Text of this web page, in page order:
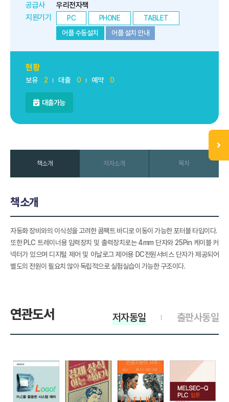
공급사
우리전자책
지원기기
PC PHONE
TABLET
어플 수동설치
어플 설치 안내
현황
보유 2 대출 0 예약 0
대출가능
책소개 저자소개 목차
책소개
자동화 장비와의 이식성을 고려한 콤팩트 바디로 이동이 가능한 포터블 타입이다.
또한 PLC 트레이너용 입력장치 및 출력장치로는 4mm 단자와 25Pin 케이블 커
넥터가 있으며 디지털 제어 및 아날로그 제어용 DC전원서비스 단자가 제공되어
별도의 전원이 필요치 않아 독립적으로 실험실습이 가능한 구조이다.
연관도서 출판사동일
저자동일